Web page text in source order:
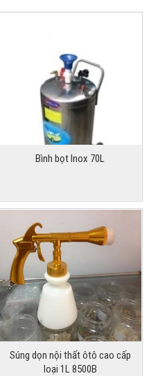
Bình bọt Inox 70L
Súng dọn nội thất ôtô cao cấp
loại 1L 8500B